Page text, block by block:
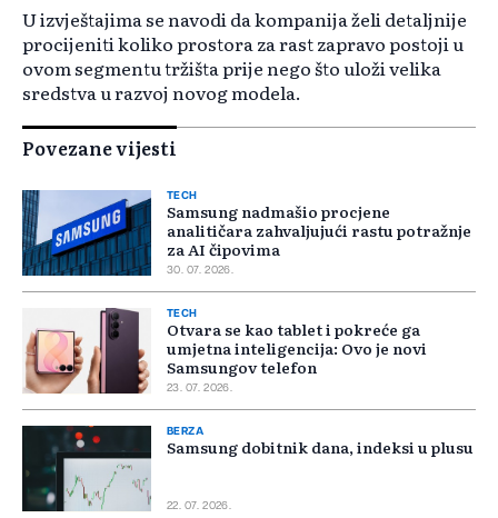
U izvještajima se navodi da kompanija želi detaljnije
procijeniti koliko prostora za rast zapravo postoji u
ovom segmentu tržišta prije nego što uloži velika
sredstva u razvoj novog modela.
Povezane vijesti
TECH
Samsung nadmašio procjene
analitičara zahvaljujući rastu potražnje
za AI čipovima
30. 07. 2026.
TECH
Otvara se kao tablet i pokreće ga
umjetna inteligencija: Ovo je novi
Samsungov telefon
23. 07. 2026.
BERZA
Samsung dobitnik dana, indeksi u plusu
22. 07. 2026.